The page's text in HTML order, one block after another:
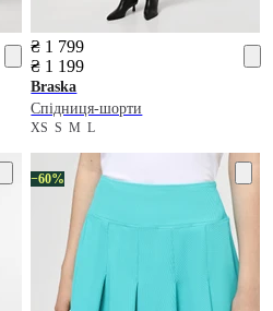
₴ 1 799
₴ 1 199
Braska
Спідниця-шорти
XSSML
−60%